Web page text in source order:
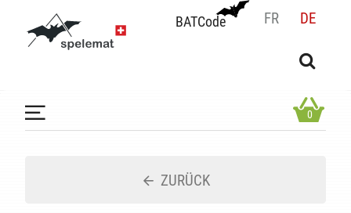
BATCode FR DE
BATCode
OK
0
ZURÜCK